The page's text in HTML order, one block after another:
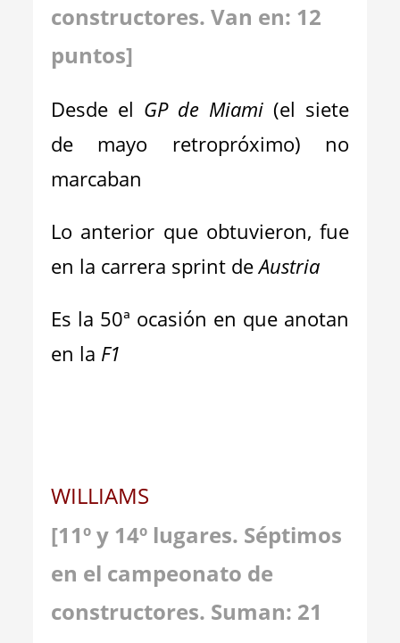
constructores. Van en: 12
puntos]
Desde el GP de Miami(el siete
de mayo retropróximo) no
marcaban
Lo anterior que obtuvieron, fue
en la carrera sprint deAustria
Es la 50ª ocasión en que anotan
en la F1
WILLIAMS
[11º y 14º lugares. Séptimos
en el campeonato de
constructores. Suman: 21